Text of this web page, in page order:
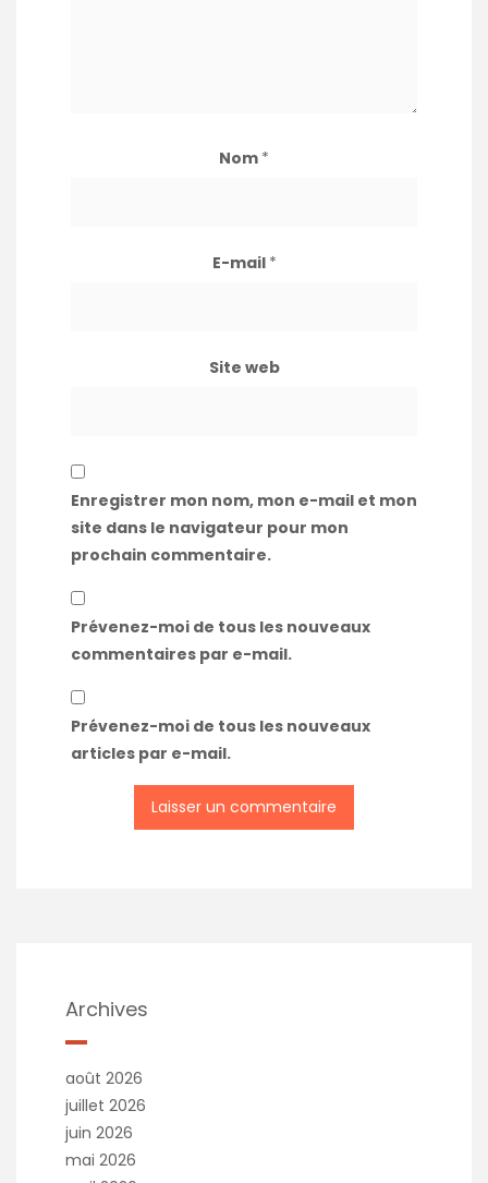
Nom *
E-mail *
Site web
Enregistrer mon nom, mon e-mail et mon
site dans le navigateur pour mon
prochain commentaire.
Prévenez-moi de tous les nouveaux
commentaires par e-mail.
Prévenez-moi de tous les nouveaux
articles par e-mail.
Archives
août 2026
juillet 2026
juin 2026
mai 2026